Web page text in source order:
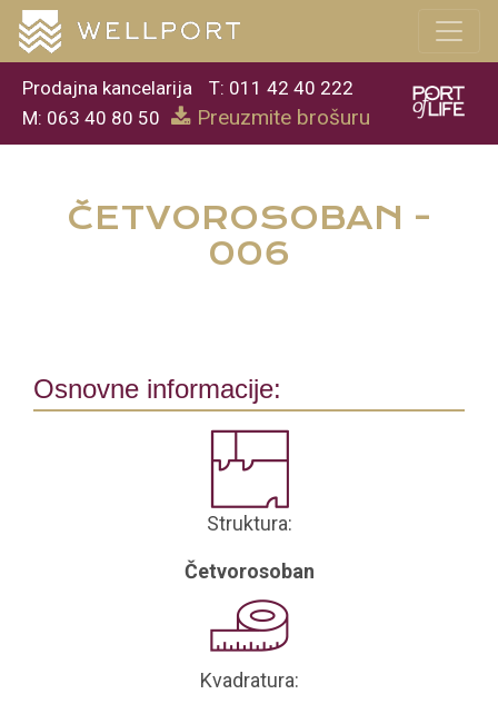
Prodajna kancelarija
T: 011 42 40 222
M: 063 40 80 50
Preuzmite brošuru
ČETVOROSOBAN -
006
Osnovne informacije:
Struktura:
Četvorosoban
Kvadratura: